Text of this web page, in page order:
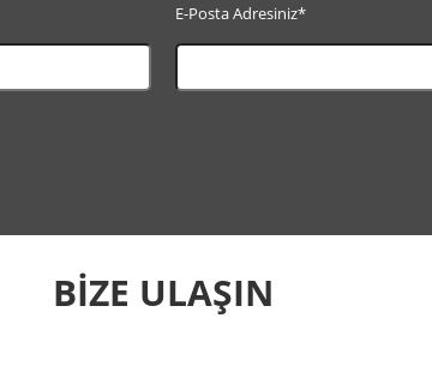
E-Posta Adresiniz*
BİZE ULAŞIN